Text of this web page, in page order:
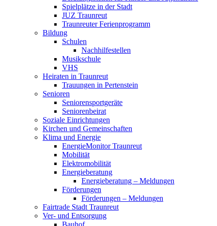
Spielplätze in der Stadt
JUZ Traunreut
Traunreuter Ferienprogramm
Bildung
Schulen
Nachhilfestellen
Musikschule
VHS
Heiraten in Traunreut
Trauungen in Pertenstein
Senioren
Seniorensportgeräte
Seniorenbeirat
Soziale Einrichtungen
Kirchen und Gemeinschaften
Klima und Energie
EnergieMonitor Traunreut
Mobilität
Elektromobilität
Energieberatung
Energieberatung – Meldungen
Förderungen
Förderungen – Meldungen
Fairtrade Stadt Traunreut
Ver- und Entsorgung
Bauhof